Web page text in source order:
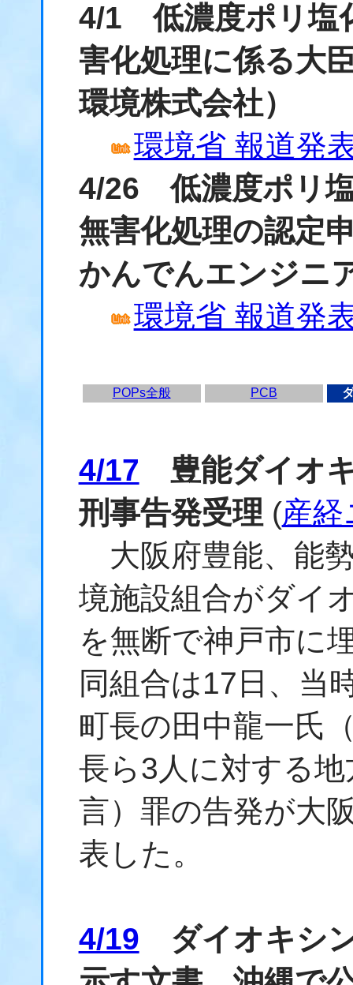
4/1 低濃度ポリ塩
害化処理に係る大
環境株式会社）
環境省 報道発
4/26 低濃度ポリ
無害化処理の認定
かんでんエンジニ
環境省 報道発
POPs全般 PCB
4/17 豊能ダイオ
刑事告発受理 (産経
大阪府豊能、能
境施設組合がダイ
を無断で神戸市に
同組合は17日、当
町長の田中龍一氏
長ら3人に対する
言）罪の告発が大
表した。
4/19 ダイオキシ